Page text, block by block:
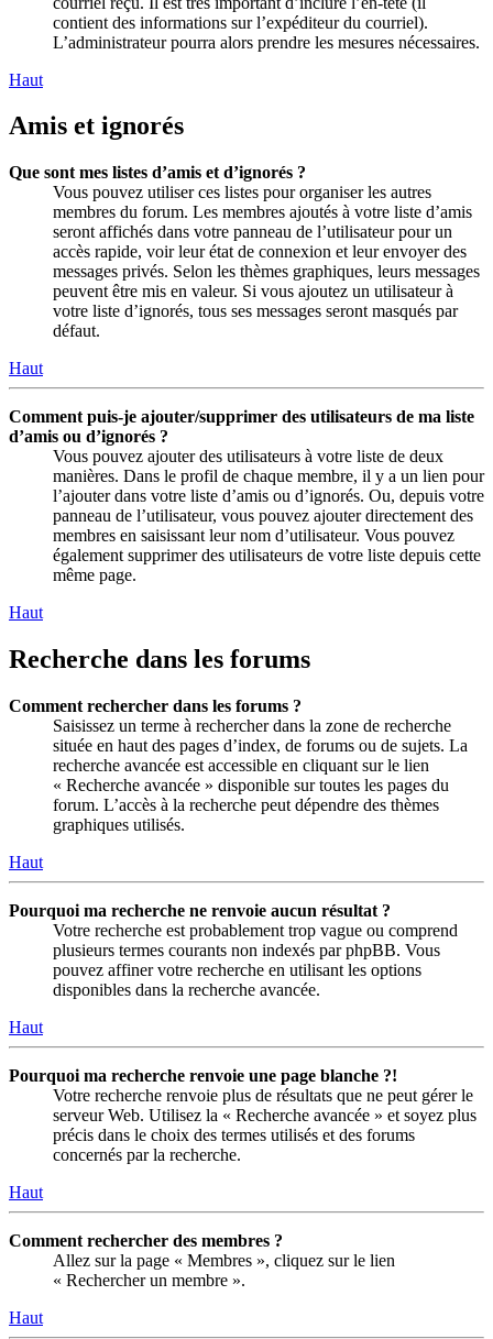
contient des informations sur l’expéditeur du courriel).
L’administrateur pourra alors prendre les mesures nécessaires.
Haut
Amis et ignorés
Que sont mes listes d’amis et d’ignorés ?
Vous pouvez utiliser ces listes pour organiser les autres
membres du forum. Les membres ajoutés à votre liste d’amis
seront affichés dans votre panneau de l’utilisateur pour un
accès rapide, voir leur état de connexion et leur envoyer des
messages privés. Selon les thèmes graphiques, leurs messages
peuvent être mis en valeur. Si vous ajoutez un utilisateur à
votre liste d’ignorés, tous ses messages seront masqués par
défaut.
Haut
Comment puis-je ajouter/supprimer des utilisateurs de ma liste
d’amis ou d’ignorés ?
Vous pouvez ajouter des utilisateurs à votre liste de deux
manières. Dans le profil de chaque membre, il y a un lien pour
l’ajouter dans votre liste d’amis ou d’ignorés. Ou, depuis votre
panneau de l’utilisateur, vous pouvez ajouter directement des
membres en saisissant leur nom d’utilisateur. Vous pouvez
également supprimer des utilisateurs de votre liste depuis cette
même page.
Haut
Recherche dans les forums
Comment rechercher dans les forums ?
Saisissez un terme à rechercher dans la zone de recherche
située en haut des pages d’index, de forums ou de sujets. La
recherche avancée est accessible en cliquant sur le lien
« Recherche avancée » disponible sur toutes les pages du
forum. L’accès à la recherche peut dépendre des thèmes
graphiques utilisés.
Haut
Pourquoi ma recherche ne renvoie aucun résultat ?
Votre recherche est probablement trop vague ou comprend
plusieurs termes courants non indexés par phpBB. Vous
pouvez affiner votre recherche en utilisant les options
disponibles dans la recherche avancée.
Haut
Pourquoi ma recherche renvoie une page blanche ?!
Votre recherche renvoie plus de résultats que ne peut gérer le
serveur Web. Utilisez la « Recherche avancée » et soyez plus
précis dans le choix des termes utilisés et des forums
concernés par la recherche.
Haut
Comment rechercher des membres ?
Allez sur la page « Membres », cliquez sur le lien
« Rechercher un membre ».
Haut